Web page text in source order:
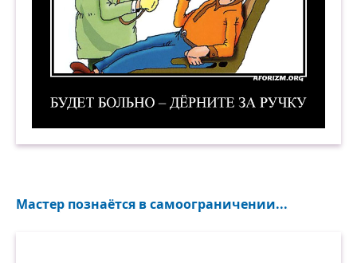
Мастер познаётся в самоограничении...